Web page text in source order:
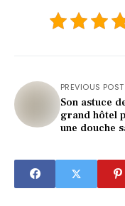
PREVIOUS POST
Son astuce
grand hôtel
une douche